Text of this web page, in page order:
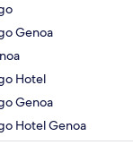
Genoa
Hotel
Genoa
Hotel Genoa